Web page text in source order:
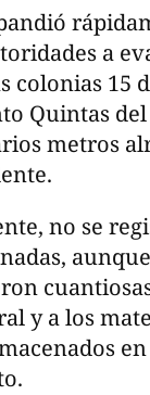
a
colonias 15
Quintas
metros
no se
y a los